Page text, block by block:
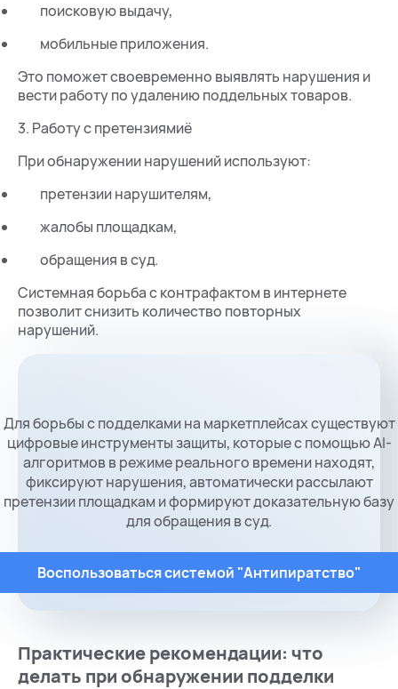
поисковую выдачу,
мобильные приложения.
Это поможет своевременно выявлять нарушения и
вести работу по удалению поддельных товаров.
3. Работу с претензиямиё
При обнаружении нарушений используют:
претензии нарушителям,
жалобы площадкам,
обращения в суд.
Системная борьба с контрафактом в интернете
позволит снизить количество повторных
нарушений.
Для борьбы с подделками на маркетплейсах существуют
цифровые инструменты защиты, которые с помощью AI-
алгоритмов в режиме реального времени находят,
фиксируют нарушения, автоматически рассылают
претензии площадкам и формируют доказательную базу
для обращения в суд.
Воспользоваться системой "Антипиратство"
Практические рекомендации: что
делать при обнаружении подделки